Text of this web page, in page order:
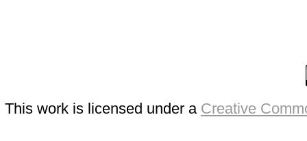
This work is licensed under a Creative